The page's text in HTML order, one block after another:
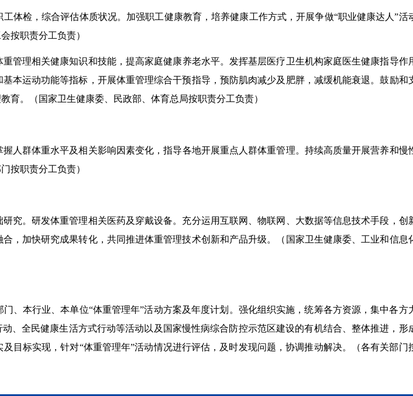
体检，综合评估体质状况。加强职工健康教育，培养健康工作方式，开展争做“职业健康达人”活
按职责分工负责）
管理相关健康知识和技能，提高家庭健康养老水平。 发挥基层医疗卫生机构家庭医生健康指导作
本运动功能等指标，开展体重管理综合干预指导，预防肌肉减少及肥胖，减缓机能衰退。鼓励和
教育。（ 国家卫生健康委、民政部、 体育总局按职责分工负责）
握人群体重水平及相关影响因素变化，指导各地开展重点人群体重管理。持续高质量开展营养和慢
按职责分工负责）
究。研发体重管理相关医药及穿戴设备。充分运用互联网、物联网、大数据等信息技术手段，创
，加快研究成果转化，共同推进体重管理技术创新和产品升级。 （ 国家卫生健康委、工业和信息
门、本行业、本单位“体重管理年”活动方案及年度计划。强化组织实施，统筹各方资源，集中各方
、全民健康生活方式行动等活动以及 国家慢性病综合防控示范区建设的有机结合、整体推进，形
目标实现，针对“体重管理年”活动情况进行评估，及时发现问题，协调推动解决。
（各有关部门